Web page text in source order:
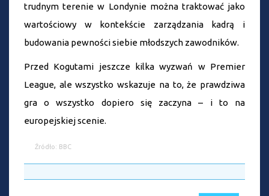
trudnym terenie w Londynie można traktować jako
wartościowy w kontekście zarządzania kadrą i
budowania pewności siebie młodszych zawodników.
Przed Kogutami jeszcze kilka wyzwań w Premier
League, ale wszystko wskazuje na to, że prawdziwa
gra o wszystko dopiero się zaczyna – i to na
europejskiej scenie.
Źródło: BBC